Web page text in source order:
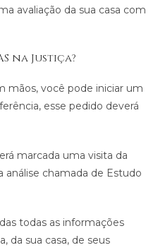
avaliação da sua casa com
na Justiça?
mãos, você pode iniciar um
esse pedido deverá
marcada uma visita da
análise chamada de Estudo
todas as informações
da sua casa, de seus